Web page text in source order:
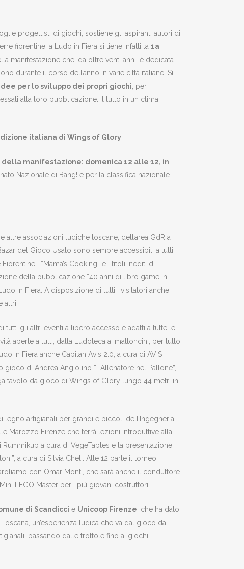
progettisti di giochi, sostiene gli aspiranti autori di
fiorentine: a Ludo in Fiera si tiene infatti la 1a
manifestazione che, da oltre venti anni, è dedicata
durante il corso dell’anno in varie città italiane. Si
per lo sviluppo dei propri giochi , per
alla loro pubblicazione. Il tutto in un clima
italiana di Wings of Glory
della manifestazione: domenica 12 alle 12, in
Nazionale di Bang! e per la classifica nazionale
associazioni ludiche toscane, dell’area GdR a
del Gioco Usato sono sempre accessibili a tutti,
“Mama’s Cooking” e i titoli inediti di
della pubblicazione “40 anni di libro game in
in Fiera. A disposizione di tutti i visitatori anche
altri.
tutti gli altri eventi a libero accesso e adatti a tutte le
aperte a tutti, dalla Ludoteca ai mattoncini, per tutto
in Fiera anche Capitan Avis 2.0, a cura di AVIS
di Andrea Angiolino “L’Allenatore nel Pallone”,
tavolo da gioco di Wings of Glory lungo 44 metri in
legno artigianali per grandi e piccoli dell’Ingegneria
Marozzo Firenze che terrà lezioni introduttive alla
a cura di VegeTables e la presentazione
a cura di Silvia Cheli. Alle 12 parte il torneo
con Omar Monti, che sarà anche il conduttore
LEGO Master per i più giovani costruttori.
di Scandicci e Unicoop Firenze , che ha dato
un’esperienza ludica che va dal gioco da
passando dalle trottole fino ai giochi